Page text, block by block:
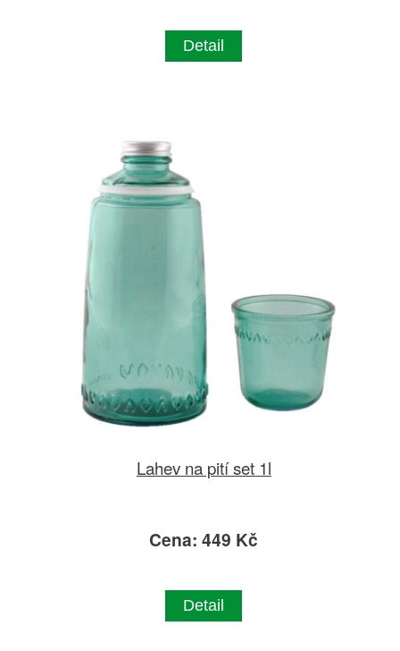
Detail
Lahev na pití set 1l
Cena: 449 Kč
Detail